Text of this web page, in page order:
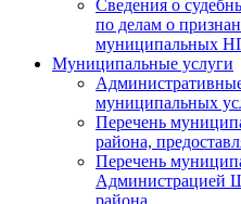
Сведения о
по делам о
муниципальных
Муниципальные услуги
муниципальных
Перечень
района,
Перечень
Администрацией
района